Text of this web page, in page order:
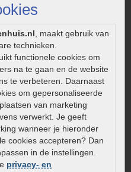
, maakt gebruik van
technieken.
functionele cookies om
na te gaan en de website
te verbeteren. Daarnaast
om gepersonaliseerde
van marketing
verwerkt. Je geeft
wanneer je hieronder
cookies accepteren? Dan
in de instellingen.
privacy- en